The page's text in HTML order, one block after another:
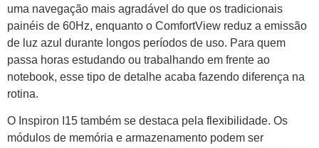
uma navegação mais agradável do que os tradicionais
painéis de 60Hz, enquanto o ComfortView reduz a emissão
de luz azul durante longos períodos de uso. Para quem
passa horas estudando ou trabalhando em frente ao
notebook, esse tipo de detalhe acaba fazendo diferença na
rotina.
O Inspiron I15 também se destaca pela flexibilidade. Os
módulos de memória e armazenamento podem ser